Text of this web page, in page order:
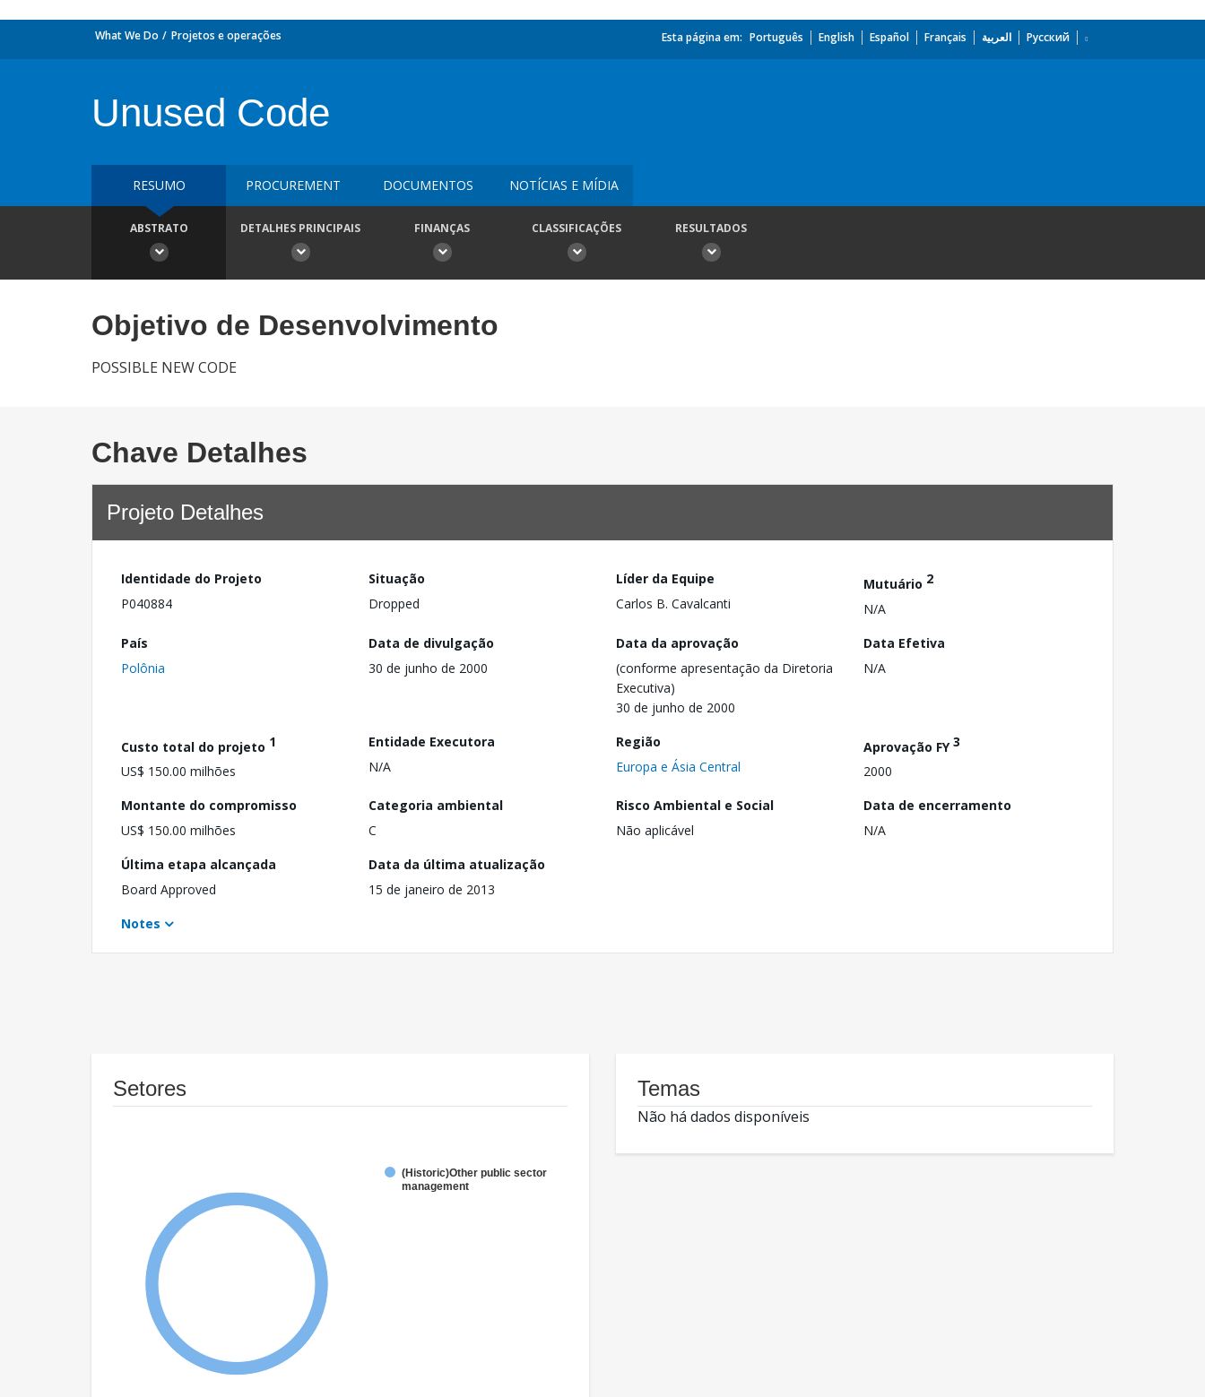
What We Do Projetos e operações Esta página em: Português English Español Français العربية Русский
Unused Code
RESUMO PROCUREMENT DOCUMENTOS NOTÍCIAS E MÍDIA
ABSTRATO DETALHES PRINCIPAIS FINANÇAS CLASSIFICAÇÕES RESULTADOS
Objetivo de Desenvolvimento
POSSIBLE NEW CODE
Chave Detalhes
Projeto Detalhes
Identidade do Projeto
P040884
Situação
Dropped
Líder da Equipe
Carlos B. Cavalcanti
Mutuário 2
N/A
País
Polônia
Data de divulgação
30 de junho de 2000
Data da aprovação
(conforme apresentação da Diretoria
Executiva)
30 de junho de 2000
Data Efetiva
N/A
Custo total do projeto 1
US$ 150.00 milhões
Entidade Executora
N/A
Região
Europa e Ásia Central
Aprovação FY3
2000
Montante do compromisso
US$ 150.00 milhões
Categoria ambiental
C
Risco Ambiental e Social
Não aplicável
Data de encerramento
N/A
Última etapa alcançada
Board Approved
Data da última atualização
15 de janeiro de 2013
Notes
Setores
(Historic)Other public sector
management
Temas
Não há dados disponíveis